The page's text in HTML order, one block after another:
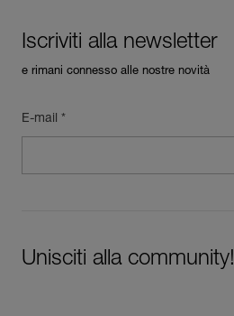
Iscriviti alla newsletter
e rimani connesso alle nostre novità
E-mail *
Unisciti alla community!